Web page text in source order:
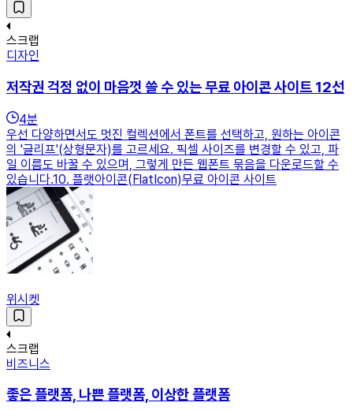
스크랩
디자인
저작권 걱정 없이 마음껏 쓸 수 있는 무료 아이콘 사이트 12선
4분
우선 다양하면서도 멋진 컬렉션에서 폰트를 선택하고, 원하는 아이콘
의 '글리프'(상형문자)를 고르세요. 픽셀 사이즈를 변경할 수 있고, 파
일 이름도 바꿀 수 있으며, 그렇게 만든 웹폰트 묶음을 다운로드할 수
있습니다.​10. 플랫아이콘(FlatIcon)무료 아이콘 사이트
위시켓
스크랩
비즈니스
좋은 플랫폼, 나쁜 플랫폼, 이상한 플랫폼